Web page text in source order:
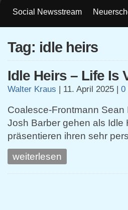
Social Newsstream
Tag: idle heirs
Idle Heirs – Life Is
Walter Kraus | 11. April 2025 | 0
Coalesce-Frontmann
Josh Barber gehen als Idle
präsentieren ihren sehr
weiterlesen